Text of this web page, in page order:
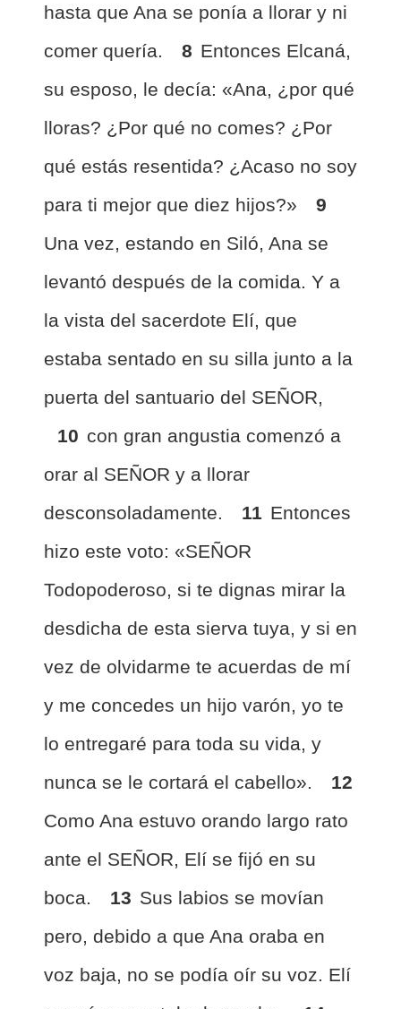
hasta que Ana se ponía a llorar y ni
comer quería.
8 Entonces Elcaná,
su esposo, le decía: «Ana, ¿por qué
lloras? ¿Por qué no comes? ¿Por
qué estás resentida? ¿Acaso no soy
para ti mejor que diez hijos?»
9
Una vez, estando en Siló, Ana se
levantó después de la comida. Y a
la vista del sacerdote Elí, que
estaba sentado en su silla junto a la
puerta del santuario del SEÑOR,
10 con gran angustia comenzó a
orar al SEÑOR y a llorar
desconsoladamente.
11 Entonces
hizo este voto: «SEÑOR
Todopoderoso, si te dignas mirar la
desdicha de esta sierva tuya, y si en
vez de olvidarme te acuerdas de mí
y me concedes un hijo varón, yo te
lo entregaré para toda su vida, y
nunca se le cortará el cabello».
12
Como Ana estuvo orando largo rato
ante el SEÑOR, Elí se fijó en su
boca.
13 Sus labios se movían
pero, debido a que Ana oraba en
voz baja, no se podía oír su voz. Elí